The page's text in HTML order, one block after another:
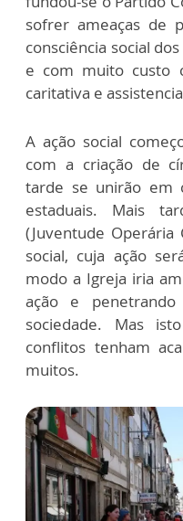
sofrer ameaças de
consciência social
e com muito custo
caritativa e
A ação social
com a criação de
tarde se unirão em
estaduais. Mais
(Juventude Operária
social, cuja ação
modo a Igreja iria
ação e
sociedade. Mas
conflitos tenham
muitos.